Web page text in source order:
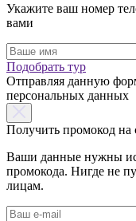
Укажите ваш номер
вами
Подобрать тур
Отправляя данную
персональных данных
Получить промокод на
Ваши данные нужны
промокода. Нигде не
лицам.